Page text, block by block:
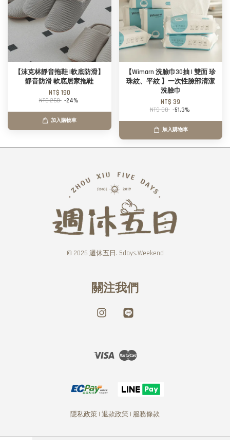
【沫克林靜音拖鞋 |軟底防滑】
靜音防滑 軟底居家拖鞋
NT$ 190
NT$ 250 -24%
加入購物車
【Wimarn 洗臉巾30抽 | 雙面 珍
珠紋、平紋 】一次性臉部清潔
洗臉巾
NT$ 39
NT$ 80 -51.3%
加入購物車
© 2026 週休五日. 5days.Weekend
關注我們
Instagram
Visa Master
隱私政策 | 退款政策 | 服務條款